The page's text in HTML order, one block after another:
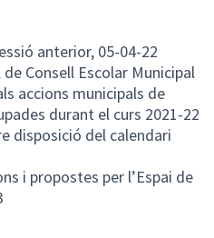
anterior, 05-04-22
Consell Escolar Municipal
accions municipals de
durant el curs 2021-22
disposició del calendari
i propostes per l’Espai de